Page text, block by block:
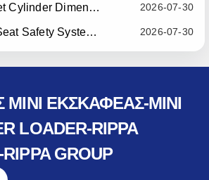
2026-07-30
RIPPA R10 Bucket Cylinder Dimension Optimization — Effective July 15, 2026
2026-07-30
RIPPA R10/R06 Seat Safety System Upgrade — Effective July 22, 2026
ΜΊΝΙ ΕΚΣΚΑΦΈΑΣ-MINI
LOADER-RIPPA
GROUP